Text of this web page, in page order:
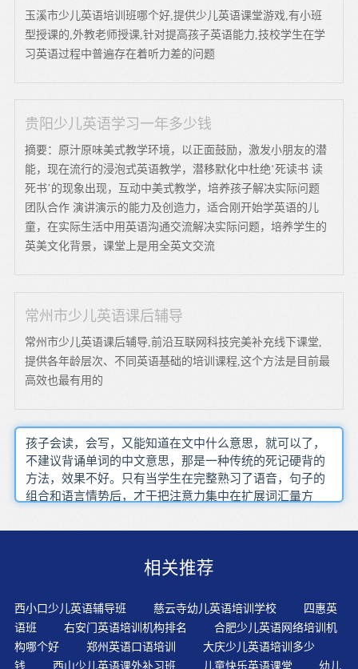
玉溪市少儿英语培训班哪个好,提供少儿英语课堂游戏,有小班
型授课的,外教老师授课,针对提高孩子英语能力,技校学生在学
习英语过程中普遍存在着听力差的问题
贵阳少儿英语学习一年多少钱
摘要：原汁原味美式教学环境，以正面鼓励，激发小朋友的潜
能，现在流行的浸泡式英语教学，潜移默化中杜绝‘死读书 读
死书’的现象出现，互动中美式教学，培养孩子解决实际问题
团队合作 演讲演示的能力及创造力，适合刚开始学英语的儿
童，在实际生活中用英语沟通交流解决实际问题，培养学生的
英美文化背景，课堂上是用全英文交流
常州市少儿英语课后辅导
常州市少儿英语课后辅导,前沿互联网科技完美补充线下课堂,
提供各年龄层次、不同英语基础的培训课程,这个方法是目前最
高效也最有用的
孩子会读，会写，又能知道在文中什么意思，就可以了，
不建议背诵单词的中文意思，那是一种传统的死记硬背的
方法，效果不好。只有当学生在完整熟习了语音，句子的
组合和语言情势后，才干把注意力集中在扩展词汇量方
让孩子听英语录音带，让耳朵习惯英语的发音。全球少儿
学习英语的门槛是6岁，但今年已提前至5岁。中国孩子在
主转为以学习为主，他们的认知发展是以学习知识为基础
而展开的。死记硬背只是暂时的管用，不管孩子有多聪
明，机械的记忆方式都不会让这些变化多端的“符号”在他
的脑海里停留很久。孩子的英语理解力有了很大的提高，
相关推荐
西小口少儿英语辅导班 慈云寺幼儿英语培训学校
四惠英
语班
右安门英语培训机构排名
合肥少儿英语网络培训机
构哪个好
郑州英语口语培训
大庆少儿英语培训多少
钱
西山少儿英语课外补习班 儿童快乐英语课堂 幼儿